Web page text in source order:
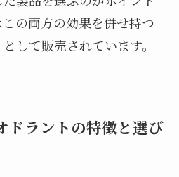
の両方の効果を併せ持つ
して販売されています。
ドラントの特徴と選び